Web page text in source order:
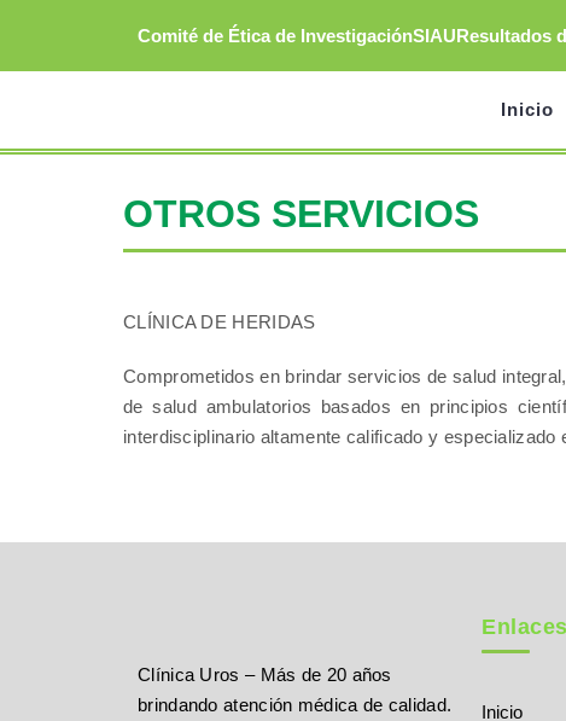
contenido
Comité de Ética de InvestigaciónSIAUResultados
Inicio
OTROS SERVICIOS
CLÍNICA DE HERIDAS
Comprometidos en brindar servicios de salud
de salud ambulatorios basados en principios
interdisciplinario altamente calificado y
Clínica Uros – Más de 20 años
brindando atención médica de calidad.
Inicio